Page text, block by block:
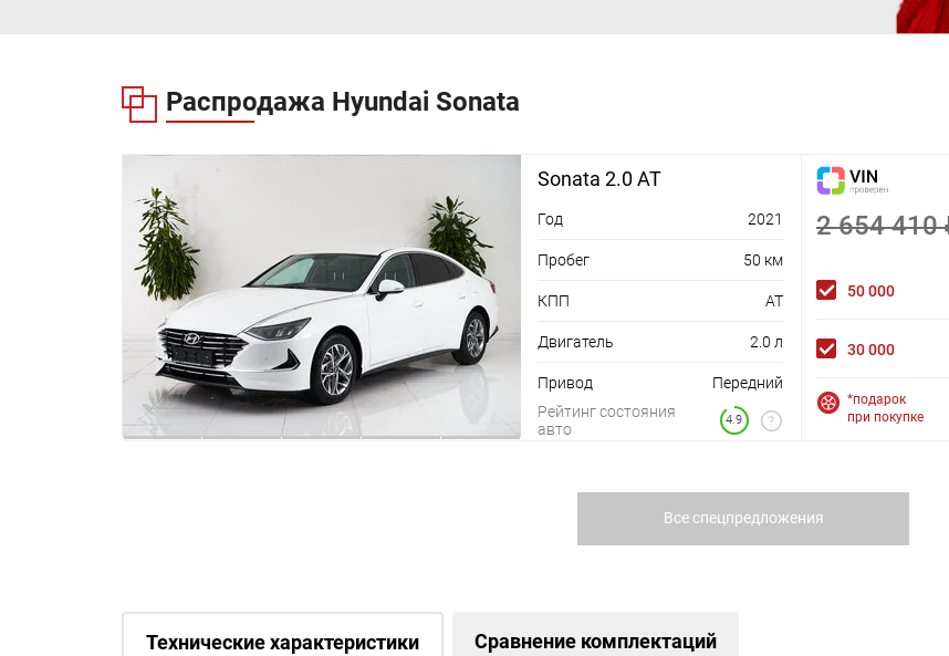
Распродажа Hyundai Sonata
Sonata 2.0 AT
Год 2021
Пробег 50 км
КПП AT
Двигатель 2.0 л
Привод
Передний
Рейтинг состояния
авто
4.9
2 654 410
50 000
30 000
*подарок
при покупке
Все спецпредложения
Технические характеристики Сравнение комплектаций